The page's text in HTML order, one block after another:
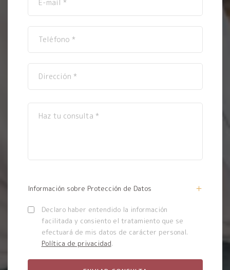
Información sobre Protección de Datos
Declaro haber entendido la información
facilitada y consiento el tratamiento que se
efectuará de mis datos de carácter personal.
Política de privacidad.